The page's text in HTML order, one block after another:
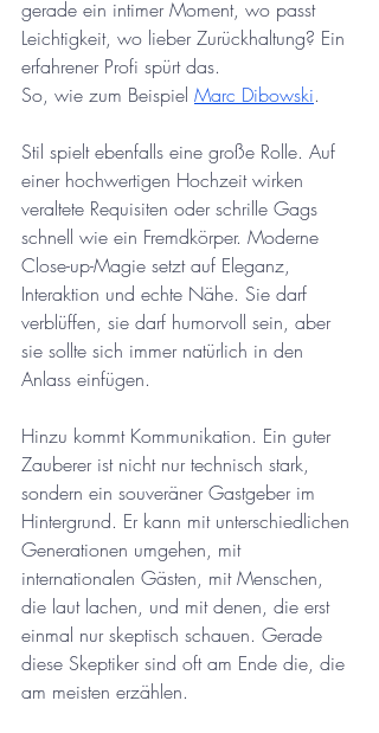
gerade ein intimer Moment, wo passt
Leichtigkeit, wo lieber Zurückhaltung? Ein
erfahrener Profi spürt das.
So, wie zum Beispiel Marc Dibowski.
Stil spielt ebenfalls eine große Rolle. Auf
einer hochwertigen Hochzeit wirken
veraltete Requisiten oder schrille Gags
schnell wie ein Fremdkörper. Moderne
Close-up-Magie setzt auf Eleganz,
Interaktion und echte Nähe. Sie darf
verblüffen, sie darf humorvoll sein, aber
sie sollte sich immer natürlich in den
Anlass einfügen.
Hinzu kommt Kommunikation. Ein guter
Zauberer ist nicht nur technisch stark,
sondern ein souveräner Gastgeber im
Hintergrund. Er kann mit unterschiedlichen
Generationen umgehen, mit
internationalen Gästen, mit Menschen,
die laut lachen, und mit denen, die erst
einmal nur skeptisch schauen. Gerade
diese Skeptiker sind oft am Ende die, die
am meisten erzählen.